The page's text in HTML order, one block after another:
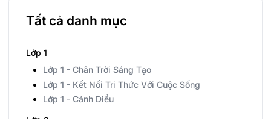
Tất cả danh mục
Lớp 1
Lớp 1 - Chân Trời Sáng Tạo
Lớp 1 - Kết Nối Tri Thức Với Cuộc Sống
Lớp 1 - Cánh Diều